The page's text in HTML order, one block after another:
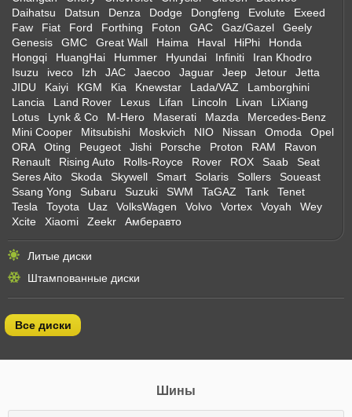
Daihatsu
Datsun Denza Dodge Dongfeng Evolute
Exeed
Faw
Fiat Ford Forthing Foton GAC Gaz/Gazel
Geely
Genesis
GMC Great Wall Haima Haval HiPhi
Honda
Hongqi
HuangHai Hummer Hyundai Infiniti
Iran Khodro
Isuzu
iveco Izh JAC Jaecoo Jaguar Jeep Jetour
Jetta
JIDU
Kaiyi KGM Kia Knewstar Lada/VAZ
Lamborghini
Lancia
Land Rover Lexus Lifan Lincoln Livan
LiXiang
Lotus
Lynk & Co M-Hero Maserati Mazda
Mercedes-Benz
Mini Cooper
Mitsubishi Moskvich NIO Nissan Omoda
Opel
ORA
Oting Peugeot Jishi Porsche Proton RAM
Ravon
Renault
Rising Auto Rolls-Royce Rover ROX Saab
Seat
Seres Aito
Skoda Skywell Smart Solaris Sollers
Soueast
Ssang Yong
Subaru Suzuki SWM TaGAZ Tank
Tenet
Tesla
Toyota Uaz VolksWagen Volvo Vortex Voyah
Wey
Xcite
Xiaomi Zeekr Амберавто
Литые диски
Штампованные диски
Все диски
Шины